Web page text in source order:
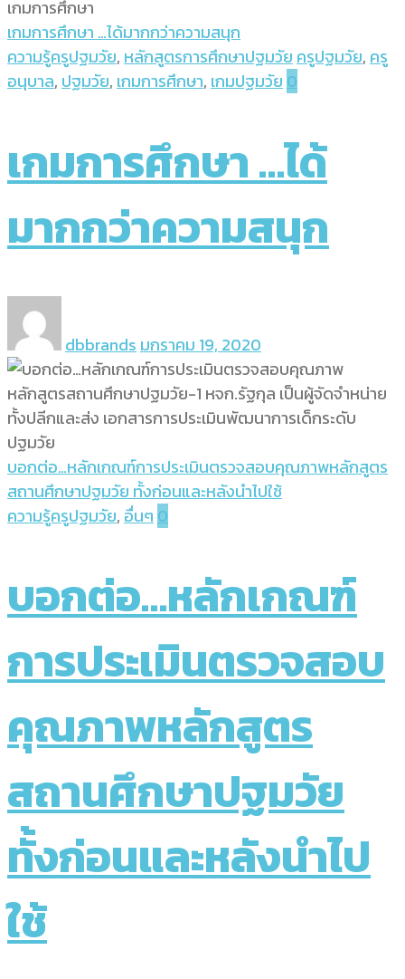
เกมการศึกษา …ได้มากกว่าความสนุก
ความรู้ครูปฐมวัย, หลักสูตรการศึกษาปฐมวัย ครูปฐมวัย, ครู
อนุบาล, ปฐมวัย, เกมการศึกษา, เกมปฐมวัย 0
เกมการศึกษา …ได้
มากกว่าความสนุก
dbbrands มกราคม 19, 2020
บอกต่อ…หลักเกณฑ์การประเมินตรวจสอบคุณภาพหลักสูตร
สถานศึกษาปฐมวัย ทั้งก่อนและหลังนำไปใช้
ความรู้ครูปฐมวัย, อื่นๆ 0
บอกต่อ…หลักเกณฑ์
การประเมินตรวจสอบ
คุณภาพหลักสูตร
สถานศึกษาปฐมวัย
ทั้งก่อนและหลังนำไป
ใช้